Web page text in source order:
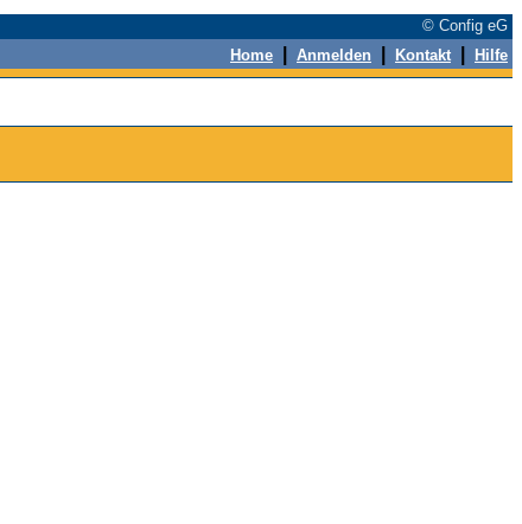
© Config eG
Home Anmelden Kontakt Hilfe